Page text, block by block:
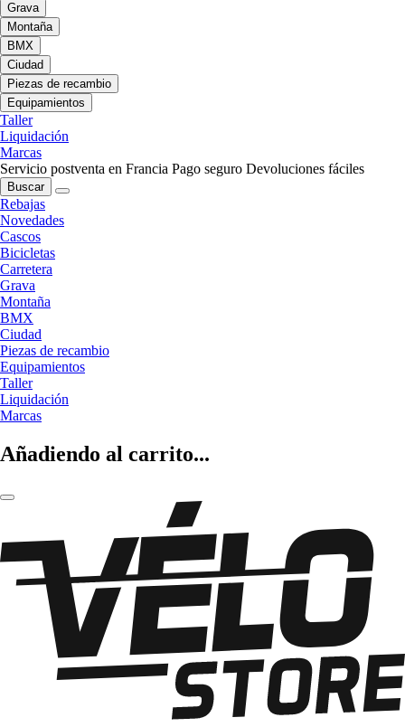
Grava
Montaña
BMX
Ciudad
Piezas de recambio
Equipamientos
Taller
Liquidación
Marcas
Servicio postventa en Francia Pago seguro Devoluciones fáciles
Buscar
Rebajas
Novedades
Cascos
Bicicletas
Carretera
Grava
Montaña
BMX
Ciudad
Piezas de recambio
Equipamientos
Taller
Liquidación
Marcas
Añadiendo al carrito...